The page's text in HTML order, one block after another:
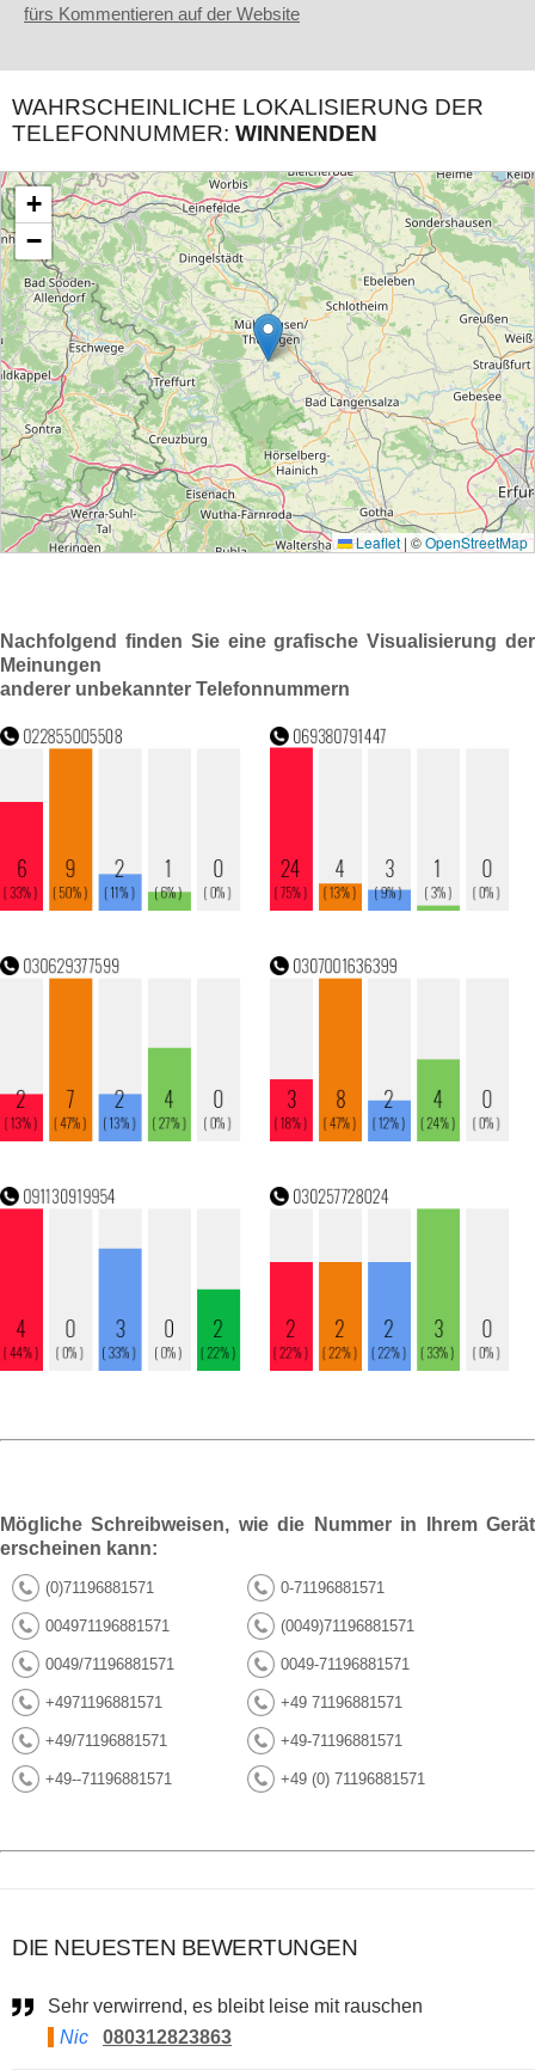
fürs Kommentieren auf der Website
WAHRSCHEINLICHE LOKALISIERUNG DER
TELEFONNUMMER: WINNENDEN
Nachfolgend finden Sie eine grafische Visualisierung der
Meinungen
anderer unbekannter Telefonnummern
Mögliche Schreibweisen, wie die Nummer in Ihrem Gerät
erscheinen kann:
(0)71196881571 0-71196881571
004971196881571 (0049)71196881571
0049/71196881571 0049-71196881571
+4971196881571 +49 71196881571
+49/71196881571 +49-71196881571
+49--71196881571 +49 (0) 71196881571
DIE NEUESTEN BEWERTUNGEN
Sehr verwirrend, es bleibt leise mit rauschen
Nic
080312823863